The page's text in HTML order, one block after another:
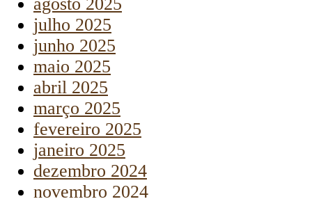
julho 2025
junho 2025
maio 2025
abril 2025
março 2025
fevereiro 2025
janeiro 2025
dezembro 2024
novembro 2024